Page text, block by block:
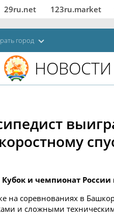
29ru.net 123ru.market
город
и чемпионат России
на соревнованиях в
и сложными